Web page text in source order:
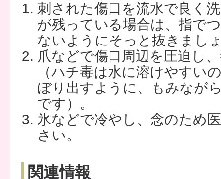
刺された傷口を流水で良く
が残っている場合は、指で
ないようにそっと抜きまし
爪などで傷口周辺を圧迫し
（ハチ毒は水に溶けやすい
ぼり出すように、もみなが
です）。
氷などで冷やし、念のため
さい。
関連情報